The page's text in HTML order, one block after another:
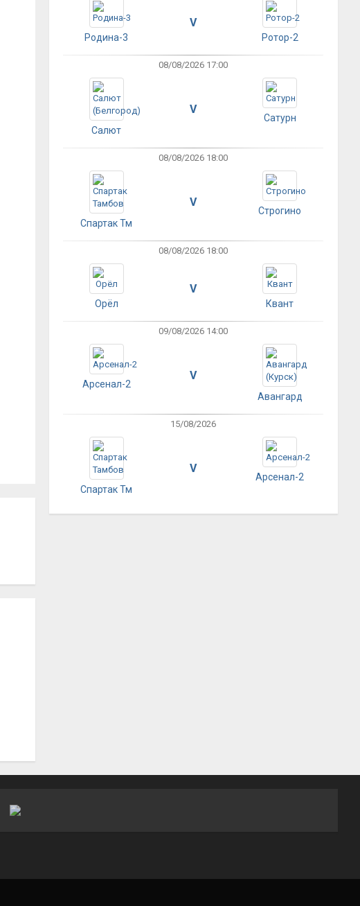
Родина-3
V
Ротор-2
08/08/2026 17:00
Салют
V
Сатурн
08/08/2026 18:00
Спартак Тм
V
Строгино
08/08/2026 18:00
Орёл
V
Квант
09/08/2026 14:00
Арсенал-2
V
Авангард
15/08/2026
Спартак Тм
V
Арсенал-2